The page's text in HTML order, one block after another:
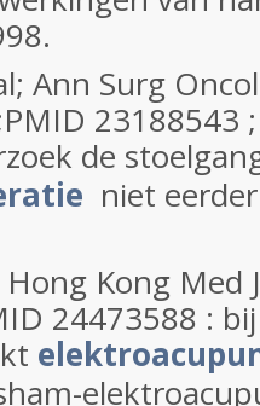
Ann Surg
23188543
de
niet
Kong Med
24473588 :